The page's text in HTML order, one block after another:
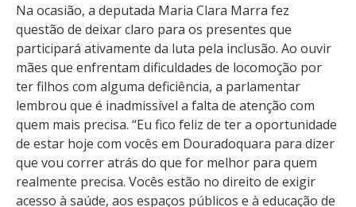
Na ocasião, a deputada Maria Clara Marra fez
questão de deixar claro para os presentes que
participará ativamente da luta pela inclusão. Ao ouvir
mães que enfrentam dificuldades de locomoção por
ter filhos com alguma deficiência, a parlamentar
lembrou que é inadmissível a falta de atenção com
quem mais precisa. “Eu fico feliz de ter a oportunidade
de estar hoje com vocês em Douradoquara para dizer
que vou correr atrás do que for melhor para quem
realmente precisa. Vocês estão no direito de exigir
acesso à saúde, aos espaços públicos e à educação de